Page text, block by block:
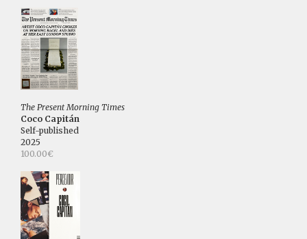
The Present Morning Times
Coco Capitán
Self-published
2025
100.00€